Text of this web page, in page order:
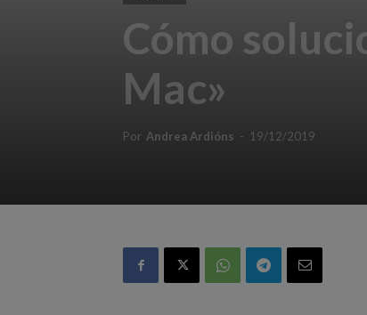
Cómo
Mac»
Por Andrea Ardións - 19/12/2019